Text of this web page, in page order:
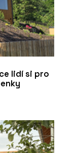
lidí si pro